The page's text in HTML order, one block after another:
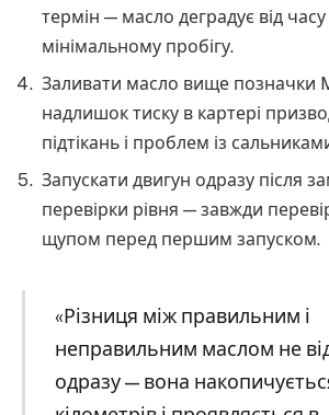
термін — масло деградує від
мінімальному пробігу.
Заливати масло вище позначки
надлишок тиску в картері
підтікань і проблем із
Запускати двигун одразу після
перевірки рівня — завжди
щупом перед першим запуском.
«Різниця між правильним і
неправильним маслом не
одразу — вона